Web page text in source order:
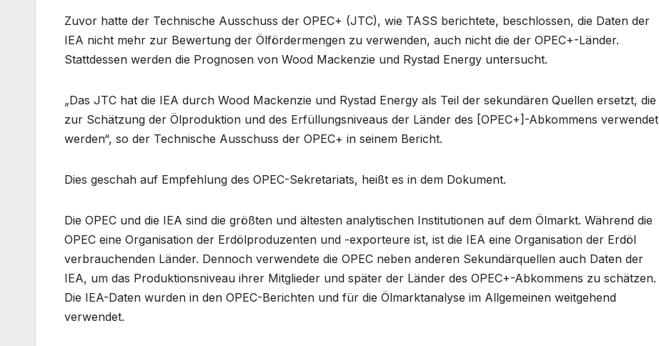
Zuvor hatte der Technische Ausschuss der OPEC+ (JTC), wie TASS berichtete, beschlossen, die Daten der
IEA nicht mehr zur Bewertung der Ölfördermengen zu verwenden, auch nicht die der OPEC+-Länder.
Stattdessen werden die Prognosen von Wood Mackenzie und Rystad Energy untersucht.
„Das JTC hat die IEA durch Wood Mackenzie und Rystad Energy als Teil der sekundären Quellen ersetzt, die
zur Schätzung der Ölproduktion und des Erfüllungsniveaus der Länder des [OPEC+]-Abkommens verwendet
werden“, so der Technische Ausschuss der OPEC+ in seinem Bericht.
Dies geschah auf Empfehlung des OPEC-Sekretariats, heißt es in dem Dokument.
Die OPEC und die IEA sind die größten und ältesten analytischen Institutionen auf dem Ölmarkt. Während die
OPEC eine Organisation der Erdölproduzenten und -exporteure ist, ist die IEA eine Organisation der Erdöl
verbrauchenden Länder. Dennoch verwendete die OPEC neben anderen Sekundärquellen auch Daten der
IEA, um das Produktionsniveau ihrer Mitglieder und später der Länder des OPEC+-Abkommens zu schätzen.
Die IEA-Daten wurden in den OPEC-Berichten und für die Ölmarktanalyse im Allgemeinen weitgehend
verwendet.